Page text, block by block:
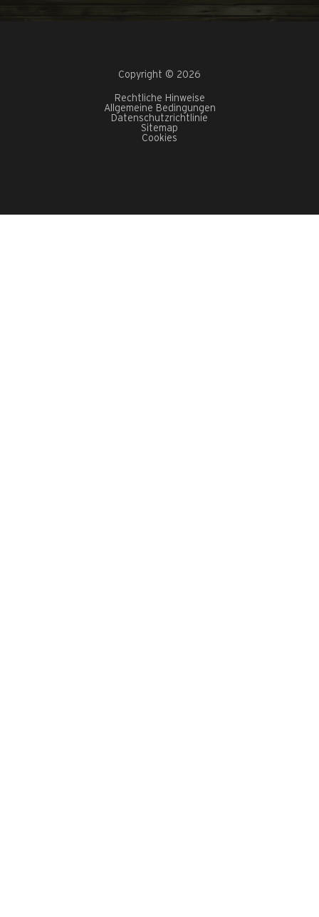
Copyright © 2026
Rechtliche Hinweise
Allgemeine Bedingungen
Datenschutzrichtlinie
Sitemap
Cookies